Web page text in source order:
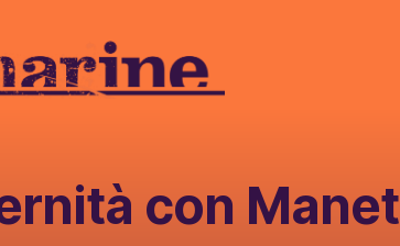
con Manet